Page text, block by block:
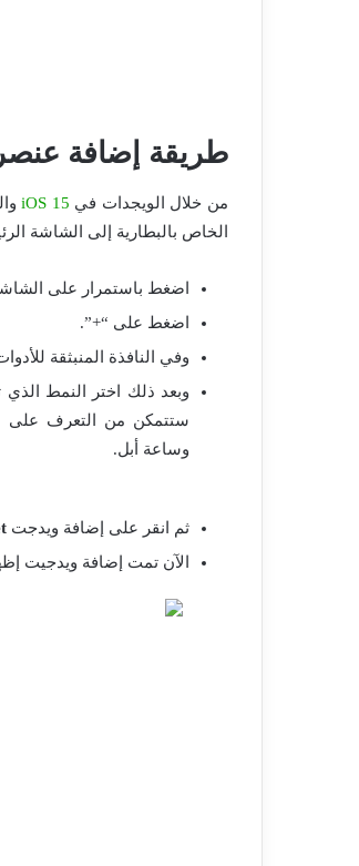
طريقة إضافة
من خلال الويجدات في iOS 15
الخاص بالبطارية إلى الشاشة
اضغط باستمرار على
اضغط على “+”.
وفي النافذة المنبثقة
وبعد ذلك اختر النمط الذي
ستتمكن من التعرف على
وساعة أبل.
ثم انقر على إضافة ويدجت
الآن تمت إضافة ويدجيت